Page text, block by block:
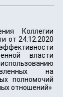
Коллегии
от 24.12.2020
власти
на
полномочий
отношений»